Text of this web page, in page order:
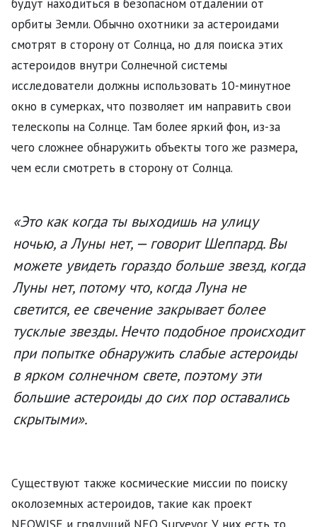
будут находиться в безопасном отдалении от
орбиты Земли. Обычно охотники за астероидами
смотрят в сторону от Солнца, но для поиска этих
астероидов внутри Солнечной системы
исследователи должны использовать 10-минутное
окно в сумерках, что позволяет им направить свои
телескопы на Солнце. Там более яркий фон, из-за
чего сложнее обнаружить объекты того же размера,
чем если смотреть в сторону от Солнца.
«Это как когда ты выходишь на улицу
ночью, а Луны нет, — говорит Шеппард. Вы
можете увидеть гораздо больше звезд, когда
Луны нет, потому что, когда Луна не
светится, ее свечение закрывает более
тусклые звезды. Нечто подобное происходит
при попытке обнаружить слабые астероиды
в ярком солнечном свете, поэтому эти
большие астероиды до сих пор оставались
скрытыми».
Существуют также космические миссии по поиску
околоземных астероидов, такие как проект